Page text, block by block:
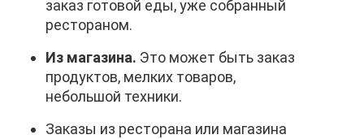
заказ готовой еды, уже собранный
рестораном.
Из магазина. Это может быть заказ
продуктов, мелких товаров,
небольшой техники.
Заказы из ресторана или магазина